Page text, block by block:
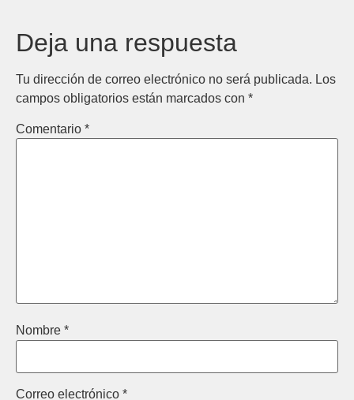
Deja una respuesta
Tu dirección de correo electrónico no será publicada. Los
campos obligatorios están marcados con *
Comentario *
Nombre *
Correo electrónico *